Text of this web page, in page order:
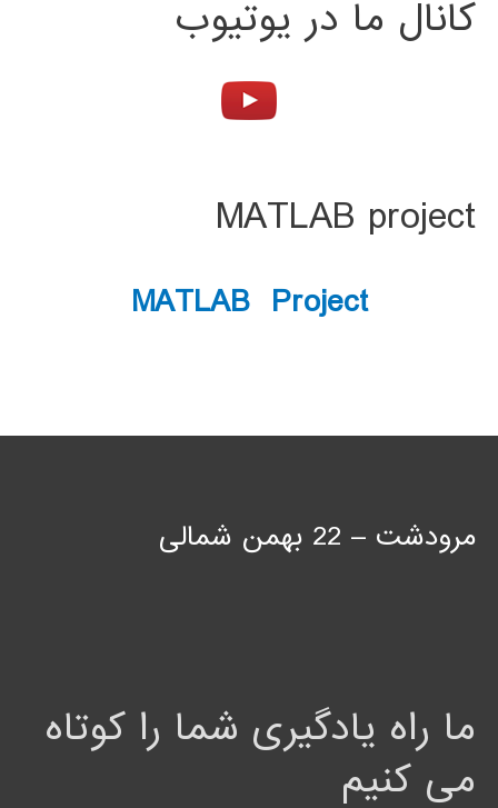
کانال ما در یوتیوب
MATLAB project
MATLAB Project
مرودشت – 22 بهمن شمالی
ما راه یادگیری شما را کوتاه
می کنیم